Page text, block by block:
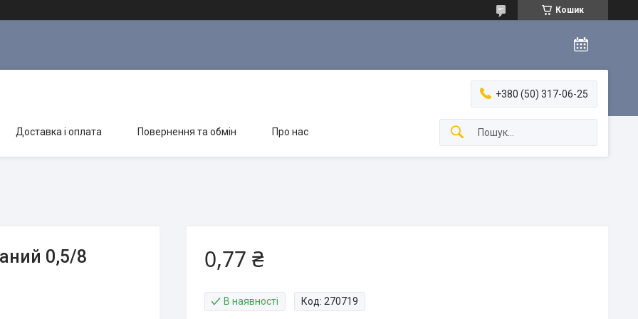
Кошик
+380 (50) 317-06-25
Доставка і оплата Повернення та обмін Про нас
0,5/8 0,77 ₴
В наявності Код: 270719